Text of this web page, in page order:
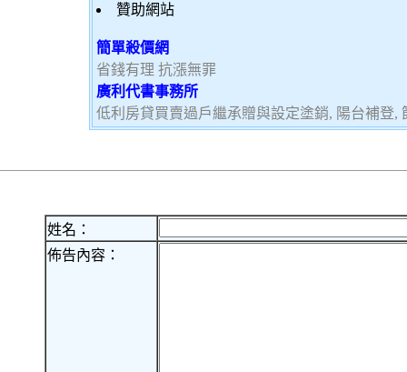
贊助網站
簡單殺價網
省錢有理 抗漲無罪
廣利代書事務所
低利房貸買賣過戶繼承贈與設定塗銷, 陽台補登,
姓名：
佈告內容：